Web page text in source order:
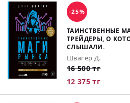
-25%
ТАИНСТВЕННЫЕ
ТРЕЙДЕРЫ, О
СЛЫШАЛИ.
Швагер Д.
16 500 тг
12 375 тг